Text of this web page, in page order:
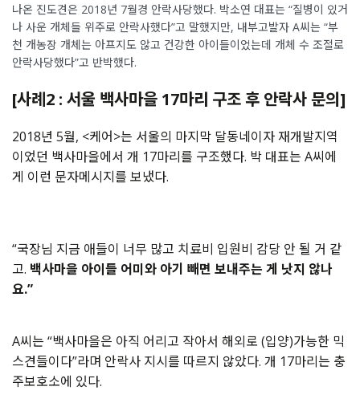
나온 진도견은 2018년 7월경 안락사당했다. 박소연 대표는 “질병이 있거
나 사운 개체들 위주로 안락사했다”고 말했지만, 내부고발자 A씨는 “부
천 개농장 개체는 아프지도 않고 건강한 아이들이었는데 개체 수 조절로
안락사당했다”고 반박했다.
[사례2 : 서울 백사마을 17마리 구조 후 안락사 문의]
2018년 5월, <케어>는 서울의 마지막 달동네이자 재개발지역
이었던 백사마을에서 개 17마리를 구조했다. 박 대표는 A씨에
게 이런 문자메시지를 보냈다.
“국장님 지금 애들이 너무 많고 치료비 입원비 감당 안 될 거 같
고. 백사마을 아이들 어미와 아기 빼면 보내주는 게 낫지 않나
요.”
A씨는 “백사마을은 아직 어리고 작아서 해외로 (입양)가능한 믹
스견들이다”라며 안락사 지시를 따르지 않았다. 개 17마리는 충
주보호소에 있다.